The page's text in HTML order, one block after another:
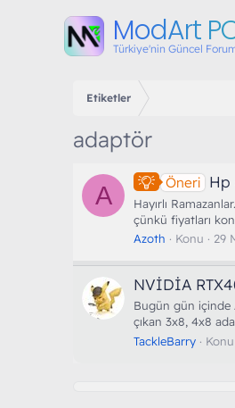
ModArt
Türkiye'nin Güncel
Etiketler
adaptör
A Öneri Hp
Hayırlı
çünkü fiyatları
Azoth
Konu 29
NVİDİA
Bugün gün içinde
çıkan 3x8, 4x8
TackleBarry
Konu